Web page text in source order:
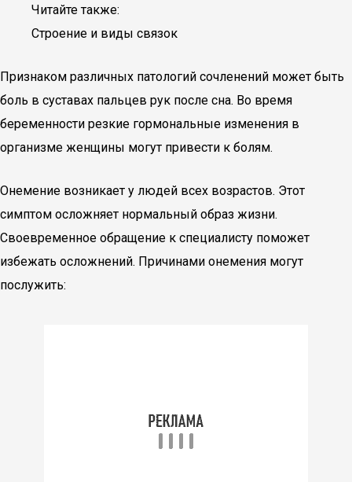
Читайте также:
Строение и виды связок
Признаком различных патологий сочленений может быть
боль в суставах пальцев рук после сна. Во время
беременности резкие гормональные изменения в
организме женщины могут привести к болям.
Онемение возникает у людей всех возрастов. Этот
симптом осложняет нормальный образ жизни.
Своевременное обращение к специалисту поможет
избежать осложнений. Причинами онемения могут
послужить: